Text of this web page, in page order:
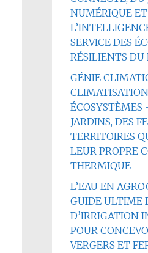
NUMÉRIQUE
SERVICE DES
RÉSILIENTS DU
GÉNIE
ÉCOSYSTÈMES
JARDINS, DES
TERRITOIRES
LEUR PROPRE
THERMIQUE
L’EAU EN
GUIDE ULTIME
D’IRRIGATION
POUR
VERGERS ET